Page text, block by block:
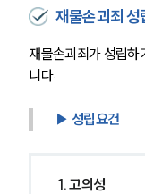
재물손괴죄 성
재물손괴죄가 성립하
니다:
▶ 성립요건
1. 고의성